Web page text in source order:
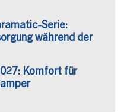
Serie:
während der
Komfort für